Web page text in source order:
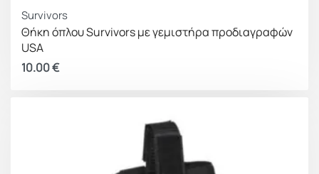
Survivors
Θήκη όπλου Survivors με γεμιστήρα προδιαγραφών
USA
10.00€